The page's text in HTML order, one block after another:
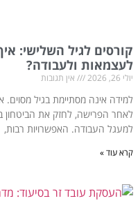
קורסים לגיל השלישי:
לעצמאות ולעבודה?
יולי 26, 2026 אין תגובות
למידה אינה מסתיימת בגיל מסוים.
לאחר הפרישה, לחזק את הביטחון
למעגל העבודה. האפשרויות רבות,
קרא עוד »